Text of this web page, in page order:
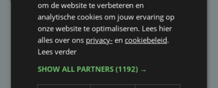
Taalfout opgemerkt?
Heb je een taal- of schrijffout opgemerkt in dit
artikel?
om de website te verbeteren en
analytische cookies om jouw ervaring op
onze website te optimaliseren. Lees hier
alles over ons privacy- en cookiebeleid.
Lees verder
SHOW ALL PARTNERS(1192) →